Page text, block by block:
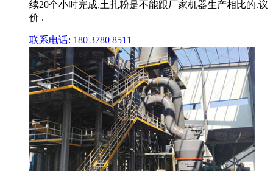
续20个小时完成,土扎粉是不能跟厂家机器生产相比的.议
价 .
联系电话: 180 3780 8511